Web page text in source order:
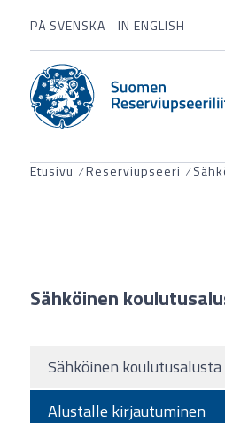
PÅ SVENSKA IN ENGLISH
Etusivu ⁄Reserviupseeri ⁄
Sähköinen
Sähköinen koulutusalusta
Alustalle kirjautuminen